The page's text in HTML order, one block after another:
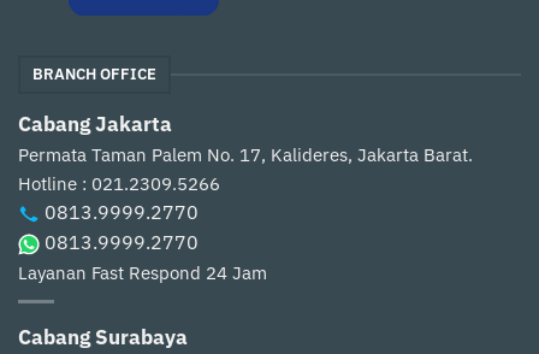
BRANCH OFFICE
Cabang Jakarta
Permata Taman Palem No. 17, Kalideres, Jakarta Barat.
Hotline : 021.2309.5266
0813.9999.2770
0813.9999.2770
Layanan Fast Respond 24 Jam
Cabang Surabaya